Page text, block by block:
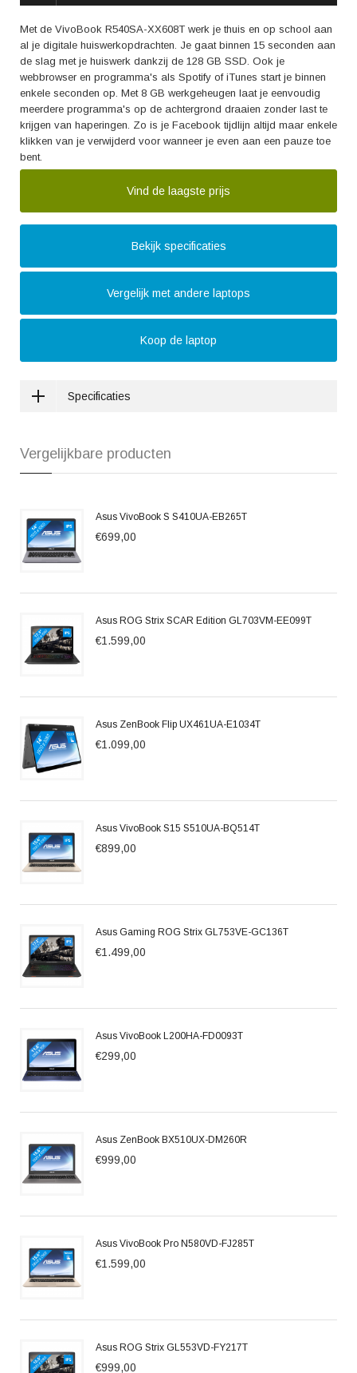
Met de VivoBook R540SA-XX608T werk je thuis en op school aan
al je digitale huiswerkopdrachten. Je gaat binnen 15 seconden aan
de slag met je huiswerk dankzij de 128 GB SSD. Ook je
webbrowser en programma's als Spotify of iTunes start je binnen
enkele seconden op. Met 8 GB werkgeheugen laat je eenvoudig
meerdere programma's op de achtergrond draaien zonder last te
krijgen van haperingen. Zo is je Facebook tijdlijn altijd maar enkele
klikken van je verwijderd voor wanneer je even aan een pauze toe
bent.
Vind de laagste prijs
Bekijk specificaties
Vergelijk met andere laptops
Koop de laptop
Specificaties
Vergelijkbare producten
Asus VivoBook S S410UA-EB265T
€699,00
Asus ROG Strix SCAR Edition GL703VM-EE099T
€1.599,00
Asus ZenBook Flip UX461UA-E1034T
€1.099,00
Asus VivoBook S15 S510UA-BQ514T
€899,00
Asus Gaming ROG Strix GL753VE-GC136T
€1.499,00
Asus VivoBook L200HA-FD0093T
€299,00
Asus ZenBook BX510UX-DM260R
€999,00
Asus VivoBook Pro N580VD-FJ285T
€1.599,00
Asus ROG Strix GL553VD-FY217T
€999,00